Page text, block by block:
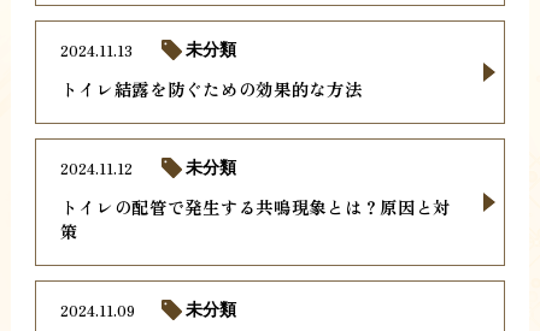
トイレ結露を防ぐための効果的な方法
2024.11.13 未分類
トイレの配管で発生する共鳴現象とは？原因と対
策
2024.11.12 未分類
2024.11.09 未分類